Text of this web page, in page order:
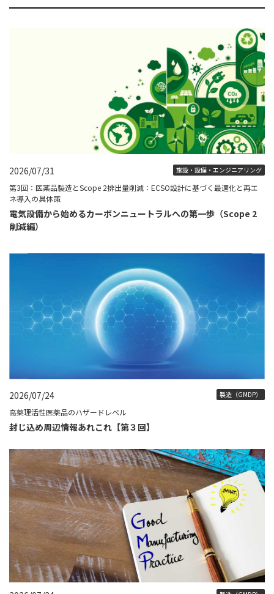
2026/07/31 施設・設備・エンジニアリング
第3回：医薬品製造とScope 2排出量削減：ECSO設計に基づく最適化と再エ
ネ導入の具体策
電気設備から始めるカーボンニュートラルへの第一歩（Scope 2
削減編）
2026/07/24 製造（GMDP）
高薬理活性医薬品のハザードレベル
封じ込め周辺情報あれこれ【第３回】